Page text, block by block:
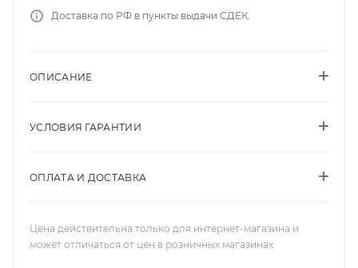
Доставка по РФ в пункты выдачи СДЕК.
ОПИСАНИЕ
УСЛОВИЯ ГАРАНТИИ
ОПЛАТА И ДОСТАВКА
Цена действительна только для интернет-магазина и
может отличаться от цен в розничных магазинах